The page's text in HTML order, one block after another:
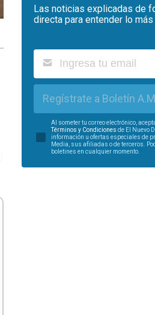
Las noticias explicadas de
directa para entender lo
Regístrate a Boletín
Al someter tu correo electrónico,
Términos y Condiciones de El Nuevo
información u ofertas especiales de
Media, sus afiliadas o de terceros.
boletines en cualquier momento.